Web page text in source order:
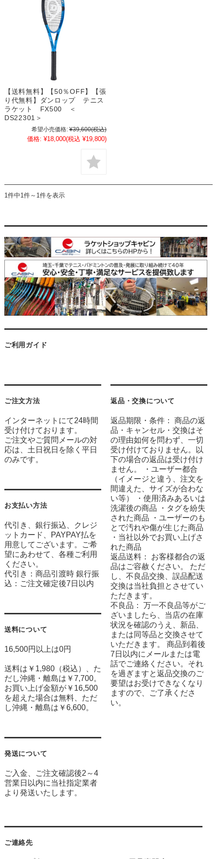
【送料無料】【50％OFF】【張
り代無料】ダンロップ テニス
ラケット FX500 ＜
DS22301＞
希望小売価格: ¥39,600(税込)
価格: ¥18,000(税込 ¥19,800)
1件中1件～1件を表示
ご利用ガイド
ご注文方法
インターネットにて24時間
受け付けております。
ご注文やご質問メールの対
応は、土日祝日を除く平日
のみです。
お支払い方法
代引き、銀行振込、クレジ
ットカード、PAYPAY払を
用意してございます。ご希
望にあわせて、各種ご利用
ください。
代引き：商品引渡時 銀行振
込：ご注文確定後7日以内
送料について
16,500円以上は0円
送料は￥1,980（税込）、た
だし沖縄・離島は￥7,700。
お買い上げ金額が￥16,500
を超えた場合は無料、ただ
し沖縄・離島は￥6,600。
発送について
ご入金、ご注文確認後2～4
営業日以内に当社指定業者
より発送いたします。
返品・交換について
返品期限・条件： 商品の返
品・キャンセル・交換はそ
の理由如何を問わず、一切
受け付けておりません。以
下の場合の返品は受け付け
ません。 ・ユーザー都合
（イメージと違う、注文を
間違えた、サイズが合わな
い等） ・使用済みあるいは
洗濯後の商品 ・タグを紛失
された商品 ・ユーザーのも
とで汚れや傷が生じた商品
・当社以外でお買い上げさ
れた商品
返品送料： お客様都合の返
品はご容赦ください。 ただ
し、不良品交換、誤品配送
交換は当社負担とさせてい
ただきます。
不良品： 万一不良品等がご
ざいましたら、当店の在庫
状況を確認のうえ、新品、
または同等品と交換させて
いただきます。 商品到着後
7日以内にメールまたは電
話でご連絡ください。それ
を過ぎますと返品交換のご
要望はお受けできなくなり
ますので、ご了承くださ
い。
ご連絡先